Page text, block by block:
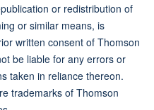
or redistribution of
or similar means, is
written consent of Thomson
be liable for any errors or
taken in reliance thereon.
trademarks of Thomson